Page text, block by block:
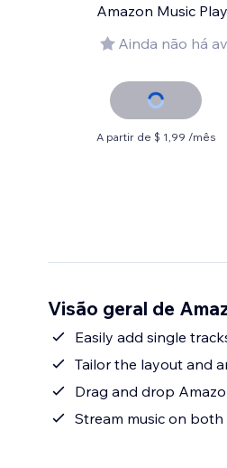
Amazon Music Play
Ainda não há
A partir de $ 1,99 /mês
Visão geral de
Easily add single
Tailor the layout and
Drag and drop
Stream music on